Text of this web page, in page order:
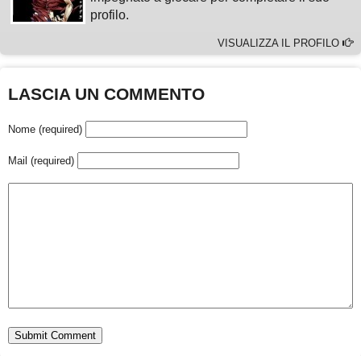
profilo.
VISUALIZZA IL PROFILO
LASCIA UN COMMENTO
Nome (required)
Mail (required)